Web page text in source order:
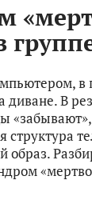
в
диване. В
структура
образ.